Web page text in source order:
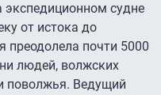
экспедиционном судне
от истока до
преодолела почти 5000
людей, волжских
поволжья. Ведущий